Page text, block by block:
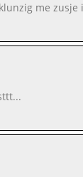
me zusje